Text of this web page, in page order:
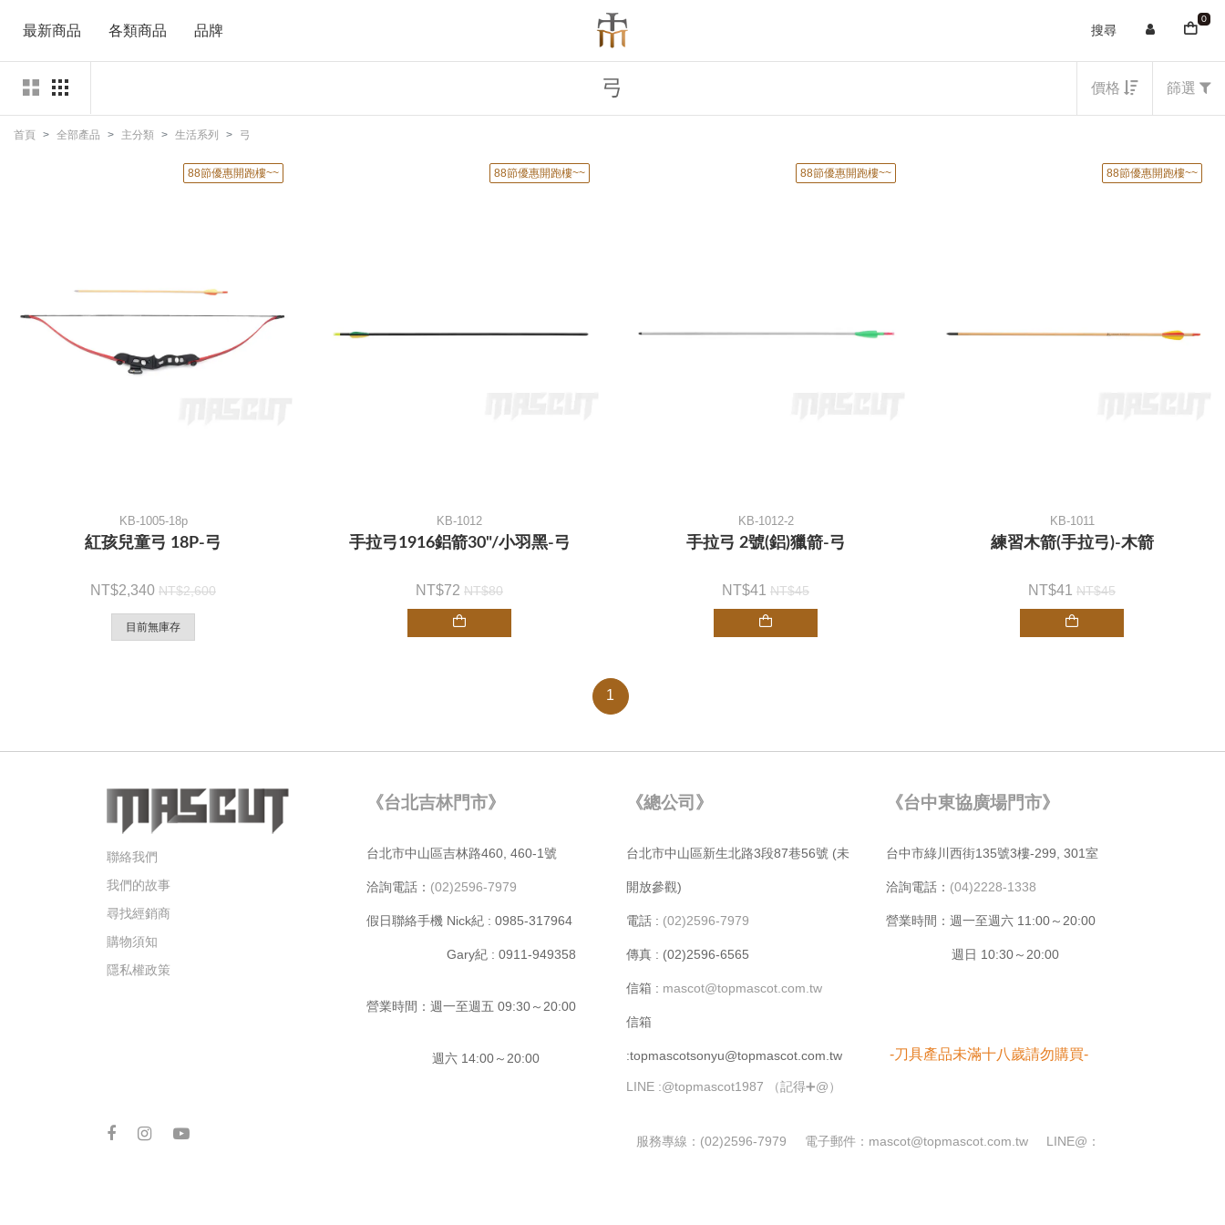
最新商品 各類商品 品牌 搜尋
0
弓 價格 篩選
首頁 全部產品 主分類 生活系列 弓
88節優惠開跑樓~~
KB-1005-18p
紅孩兒童弓 18P-弓
2,340 2,600
目前無庫存
88節優惠開跑樓~~
KB-1012
手拉弓1916鋁箭30"/小羽黑-弓
72 80
88節優惠開跑樓~~
KB-1012-2
手拉弓 2號(鋁)獵箭-弓
41 45
88節優惠開跑樓~~
KB-1011
練習木箭(手拉弓)-木箭
41 45
1
聯絡我們
我們的故事
尋找經銷商
購物須知
隱私權政策
《台北吉林門市》
台北市中⼭區吉林路460, 460-1號
洽詢電話： (02)2596-7979
假日聯絡手機 Nick紀 : 0985-317964
Gary紀 : 0911-949358
營業時間：週⼀⾄週五 09:30～20:00
週六 14:00～20:00
《總公司》
台北市中⼭區新⽣北路3段87巷56號 (未
開放參觀)
電話 : (02)2596-7979
傳真 : (02)2596-6565
信箱 : mascot@topmascot.com.tw
信箱
:topmascotsonyu@topmascot.com.tw
LINE :@topmascot1987 （記得➕@）
《台中東協廣場門市》
台中市綠川⻄街135號3樓-299, 301室
洽詢電話： (04)2228-1338
營業時間：週⼀⾄週六 11:00～20:00
週日 10:30～20:00
-刀具產品未滿十八歲請勿購買-
服務專線： (02)2596-7979 電子郵件： mascot@topmascot.com.tw LINE@：